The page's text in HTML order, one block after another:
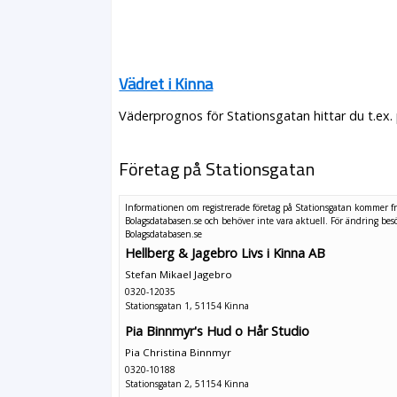
Vädret i Kinna
Väderprognos för Stationsgatan hittar du t.ex.
Företag på Stationsgatan
Informationen om registrerade företag på Stationsgatan kommer
Bolagsdatabasen.se och behöver inte vara aktuell. För ändring
Bolagsdatabasen.se
Hellberg & Jagebro Livs i Kinna AB
Stefan Mikael Jagebro
0320-12035
Stationsgatan 1, 51154 Kinna
Pia Binnmyr's Hud o Hår Studio
Pia Christina Binnmyr
0320-10188
Stationsgatan 2, 51154 Kinna